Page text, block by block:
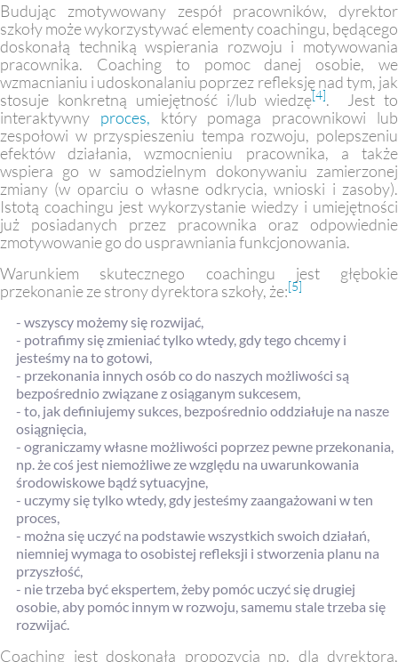
Budując zmotywowany zespół pracowników, dyrektor
szkoły może wykorzystywać elementy coachingu, będącego
doskonałą techniką wspierania rozwoju i motywowania
pracownika. Coaching to pomoc danej osobie, we
wzmacnianiu i udoskonalaniu poprzez refleksję nad tym, jak
stosuje konkretną umiejętność i/lub wiedzę[4]. Jest to
interaktywny proces, który pomaga pracownikowi lub
zespołowi w przyspieszeniu tempa rozwoju, polepszeniu
efektów działania, wzmocnieniu pracownika, a także
wspiera go w samodzielnym dokonywaniu zamierzonej
zmiany (w oparciu o własne odkrycia, wnioski i zasoby).
Istotą coachingu jest wykorzystanie wiedzy i umiejętności
już posiadanych przez pracownika oraz odpowiednie
zmotywowanie go do usprawniania funkcjonowania.
Warunkiem skutecznego coachingu jest głębokie
przekonanie ze strony dyrektora szkoły, że:[5]
- wszyscy możemy się rozwijać,
- potrafimy się zmieniać tylko wtedy, gdy tego chcemy i
jesteśmy na to gotowi,
- przekonania innych osób co do naszych możliwości są
bezpośrednio związane z osiąganym sukcesem,
- to, jak definiujemy sukces, bezpośrednio oddziałuje na nasze
osiągnięcia,
- ograniczamy własne możliwości poprzez pewne przekonania,
np. że coś jest niemożliwe ze względu na uwarunkowania
środowiskowe bądź sytuacyjne,
- uczymy się tylko wtedy, gdy jesteśmy zaangażowani w ten
proces,
- można się uczyć na podstawie wszystkich swoich działań,
niemniej wymaga to osobistej refleksji i stworzenia planu na
przyszłość,
- nie trzeba być ekspertem, żeby pomóc uczyć się drugiej
osobie, aby pomóc innym w rozwoju, samemu stale trzeba się
rozwijać.
Coaching jest doskonała propozycją np. dla dyrektora,